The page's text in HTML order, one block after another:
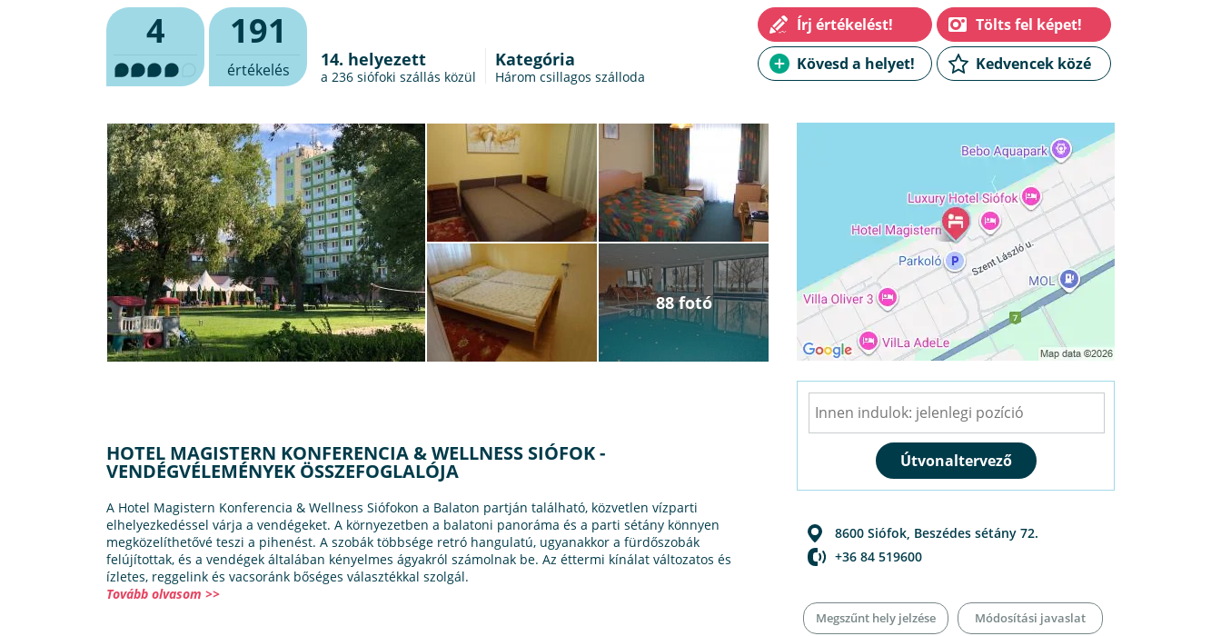
4 191
értékelés 14. helyezett
a 236 siófoki szállás közül
Kategória
Három csillagos szálloda
88 fotó
HOTEL MAGISTERN KONFERENCIA & WELLNESS SIÓFOK -
VENDÉGVÉLEMÉNYEK ÖSSZEFOGLALÓJA
A Hotel Magistern Konferencia & Wellness Siófokon a Balaton partján található, közvetlen vízparti
elhelyezkedéssel várja a vendégeket. A környezetben a balatoni panoráma és a parti sétány könnyen
megközelíthetővé teszi a pihenést. A szobák többsége retró hangulatú, ugyanakkor a fürdőszobák
felújítottak, és a vendégek általában kényelmes ágyakról számolnak be. Az éttermi kínálat változatos és
ízletes, reggelink és vacsoránk bőséges választékkal szolgál.
Tovább olvasom >>
8600 Siófok, Beszédes sétány 72.
+36 84 519600
Megszűnt hely jelzése Módosítási javaslat